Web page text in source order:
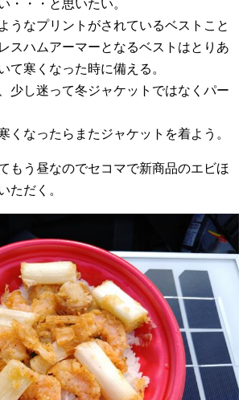
・・・と思いたい。
うなプリントがされているベストこと
スハムアーマーとなるベストはとりあ
て寒くなった時に備える。
少し迷って冬ジャケットではなくパー
くなったらまたジャケットを着よう。
もう昼なのでセコマで新商品のエビほ
ただく。